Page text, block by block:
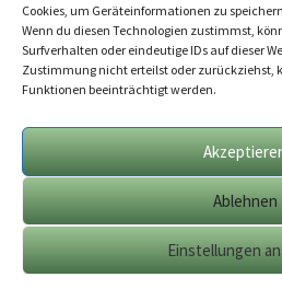
Cookies, um Geräteinformationen zu
Wenn du diesen Technologien zustimmst,
Surfverhalten oder eindeutige IDs auf dieser
Zustimmung nicht erteilst oder zurückziehst,
Funktionen beeinträchtigt werden.
Ablehnen
Einstellungen
Geschäftsbedingungen
Cookie-Richtlinie (EU)